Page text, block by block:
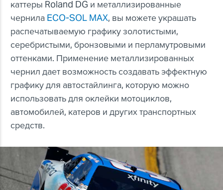
каттеры Roland DG и металлизированные
чернила ECO-SOL MAX, вы можете украшать
распечатываемую графику золотистыми,
серебристыми, бронзовыми и перламутровыми
оттенками. Применение металлизированных
чернил дает возможность создавать эффектную
графику для автостайлинга, которую можно
использовать для оклейки мотоциклов,
автомобилей, катеров и других транспортных
средств.